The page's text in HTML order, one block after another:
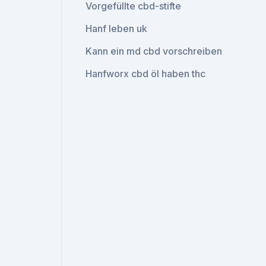
Vorgefüllte cbd-stifte
Hanf leben uk
Kann ein md cbd vorschreiben
Hanfworx cbd öl haben thc